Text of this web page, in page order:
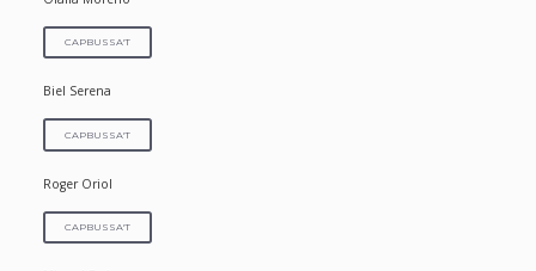
CAPBUSSA'T
Biel Serena
CAPBUSSA'T
Roger Oriol
CAPBUSSA'T